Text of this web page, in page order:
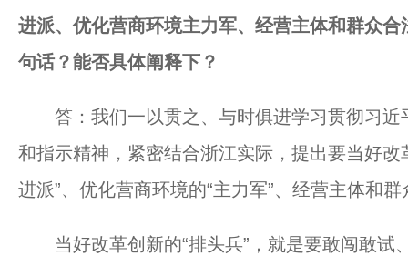
进派、优化营商环境主力军、经营主体和群众
句话？能否具体阐释下？
答：我们一以贯之、与时俱进学习贯彻习近
和指示精神，紧密结合浙江实际，提出要当好改
进派”、优化营商环境的“主力军”、经营主体和
当好改革创新的“排头兵”，就是要敢闯敢试